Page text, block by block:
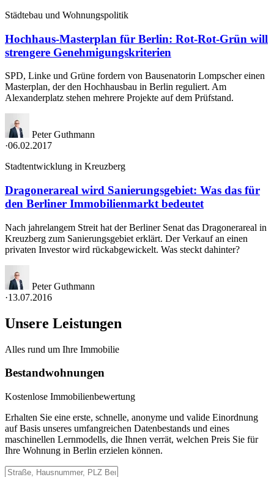
Städtebau und Wohnungspolitik
Hochhaus-Masterplan für Berlin: Rot-Rot-Grün will
strengere Genehmigungskriterien
SPD, Linke und Grüne fordern von Bausenatorin Lompscher einen
Masterplan, der den Hochhausbau in Berlin reguliert. Am
Alexanderplatz stehen mehrere Projekte auf dem Prüfstand.
Peter Guthmann
·06.02.2017
Stadtentwicklung in Kreuzberg
Dragonerareal wird Sanierungsgebiet: Was das für
den Berliner Immobilienmarkt bedeutet
Nach jahrelangem Streit hat der Berliner Senat das Dragonerareal in
Kreuzberg zum Sanierungsgebiet erklärt. Der Verkauf an einen
privaten Investor wird rückabgewickelt. Was steckt dahinter?
Peter Guthmann
·13.07.2016
Unsere Leistungen
Alles rund um Ihre Immobilie
Bestandwohnungen
Kostenlose Immobilienbewertung
Erhalten Sie eine erste, schnelle, anonyme und valide Einordnung
auf Basis unseres umfangreichen Datenbestands und eines
maschinellen Lernmodells, die Ihnen verrät, welchen Preis Sie für
Ihre Wohnung in Berlin erzielen können.